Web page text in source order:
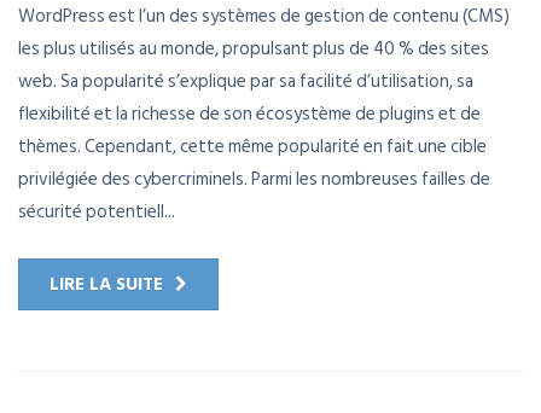
WordPress est l’un des systèmes de gestion de contenu (CMS)
les plus utilisés au monde, propulsant plus de 40 % des sites
web. Sa popularité s’explique par sa facilité d’utilisation, sa
flexibilité et la richesse de son écosystème de plugins et de
thèmes. Cependant, cette même popularité en fait une cible
privilégiée des cybercriminels. Parmi les nombreuses failles de
sécurité potentiell...
LIRE LA SUITE